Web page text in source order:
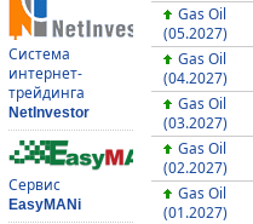
Система
интернет-
трейдинга
NetInvestor
Сервис
EasyMANi
Gas Oil
(05.2027)
Gas Oil
(04.2027)
Gas Oil
(03.2027)
Gas Oil
(02.2027)
Gas Oil
(01.2027)